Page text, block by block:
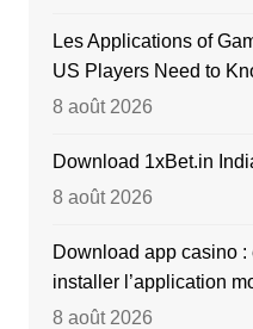
Les Applications of
US Players Need to
8 août 2026
Download 1xBet.in
8 août 2026
Download app casino
installer l’application
8 août 2026